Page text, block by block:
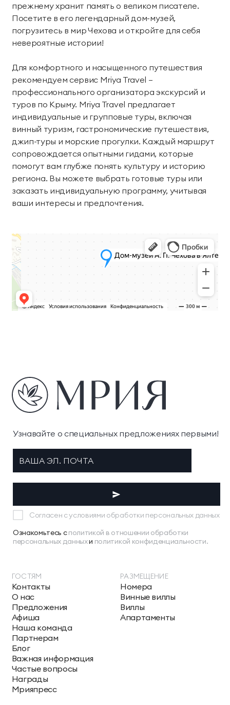
прежнему хранит память о великом писателе.
Посетите в его легендарный дом-музей,
погрузитесь в мир Чехова и откройте для себя
невероятные истории!
Для комфортного и насыщенного путешествия
рекомендуем сервис Mriya Travel —
профессионального организатора экскурсий и
туров по Крыму. Mriya Travel предлагает
индивидуальные и групповые туры, включая
винный туризм, гастрономические путешествия,
джип-туры и морские прогулки. Каждый маршрут
сопровождается опытными гидами, которые
помогут вам глубже понять культуру и историю
региона. Вы можете выбрать готовые туры или
заказать индивидуальную программу, учитывая
ваши интересы и предпочтения.
Узнавайте о специальных предложениях первыми!
Согласен с условиями обработки персональных данных
Ознакомьтесь сполитикой в отношении обработки
персональных данныхи политикой конфиденциальности.
ГОСТЯМ
Контакты
О нас
Предложения
Афиша
Наша команда
Партнерам
Блог
Важная информация
Частые вопросы
Награды
Мрияпресс
РАЗМЕЩЕНИЕ
Номера
Винные виллы
Виллы
Апартаменты